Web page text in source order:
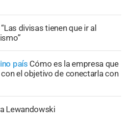
“Las divisas tienen que ir al
país Cómo es la empresa que
el objetivo de conectarla con
Lewandowski